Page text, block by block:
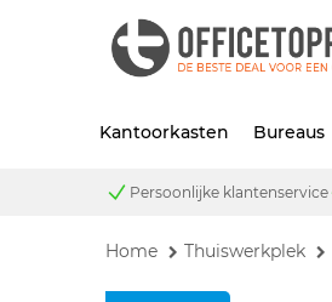
Kantoorkasten Bureaus
Persoonlijke klantenservice
Home Thuiswerkplek